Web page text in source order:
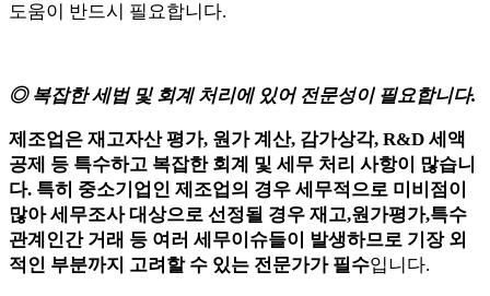
도움이 반드시 필요합니다.
◎ 복잡한 세법 및 회계 처리에 있어 전문성이 필요합니다.
제조업은 재고자산 평가, 원가 계산, 감가상각, R&D 세액
공제 등 특수하고 복잡한 회계 및 세무 처리 사항이 많습니
다. 특히 중소기업인 제조업의 경우 세무적으로 미비점이
많아 세무조사 대상으로 선정될 경우 재고,원가평가,특수
관계인간 거래 등 여러 세무이슈들이 발생하므로 기장 외
적인 부분까지 고려할 수 있는 전문가가 필수입니다.